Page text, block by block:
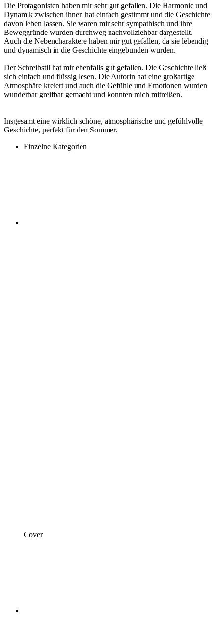
Die Protagonisten haben mir sehr gut gefallen. Die Harmonie und
Dynamik zwischen ihnen hat einfach gestimmt und die Geschichte
davon leben lassen. Sie waren mir sehr sympathisch und ihre
Beweggründe wurden durchweg nachvollziehbar dargestellt.
Auch die Nebencharaktere haben mir gut gefallen, da sie lebendig
und dynamisch in die Geschichte eingebunden wurden.
Der Schreibstil hat mir ebenfalls gut gefallen. Die Geschichte ließ
sich einfach und flüssig lesen. Die Autorin hat eine großartige
Atmosphäre kreiert und auch die Gefühle und Emotionen wurden
wunderbar greifbar gemacht und konnten mich mitreißen.
Insgesamt eine wirklich schöne, atmosphärische und gefühlvolle
Geschichte, perfekt für den Sommer.
Einzelne Kategorien
Cover